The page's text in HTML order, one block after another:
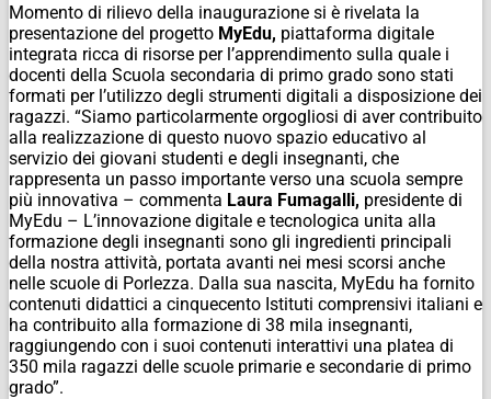
Momento di rilievo della inaugurazione si è rivelata la
presentazione del progetto MyEdu, piattaforma digitale
integrata ricca di risorse per l’apprendimento sulla quale i
docenti della Scuola secondaria di primo grado sono stati
formati per l’utilizzo degli strumenti digitali a disposizione dei
ragazzi. “Siamo particolarmente orgogliosi di aver contribuito
alla realizzazione di questo nuovo spazio educativo al
servizio dei giovani studenti e degli insegnanti, che
rappresenta un passo importante verso una scuola sempre
più innovativa – commenta Laura Fumagalli, presidente di
MyEdu – L’innovazione digitale e tecnologica unita alla
formazione degli insegnanti sono gli ingredienti principali
della nostra attività, portata avanti nei mesi scorsi anche
nelle scuole di Porlezza. Dalla sua nascita, MyEdu ha fornito
contenuti didattici a cinquecento Istituti comprensivi italiani e
ha contribuito alla formazione di 38 mila insegnanti,
raggiungendo con i suoi contenuti interattivi una platea di
350 mila ragazzi delle scuole primarie e secondarie di primo
grado”.